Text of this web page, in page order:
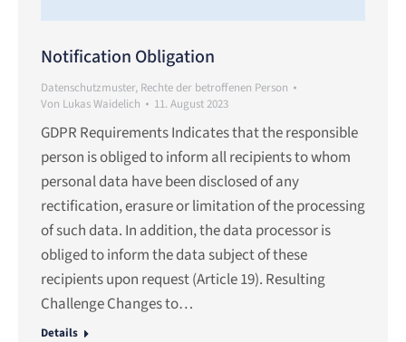
Notification Obligation
Datenschutzmuster, Rechte der betroffenen Person
Von Lukas Waidelich 11. August 2023
GDPR Requirements Indicates that the responsible
person is obliged to inform all recipients to whom
personal data have been disclosed of any
rectification, erasure or limitation of the processing
of such data. In addition, the data processor is
obliged to inform the data subject of these
recipients upon request (Article 19). Resulting
Challenge Changes to…
Details